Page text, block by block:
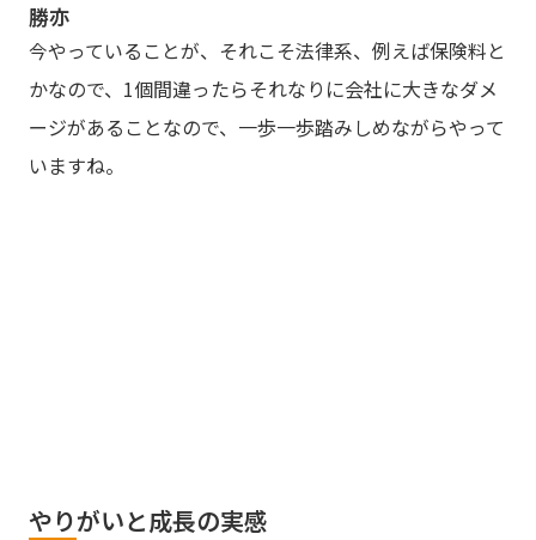
勝亦
今やっていることが、それこそ法律系、例えば保険料と
かなので、1個間違ったらそれなりに会社に大きなダメ
ージがあることなので、一歩一歩踏みしめながらやって
いますね。
やりがいと成長の実感